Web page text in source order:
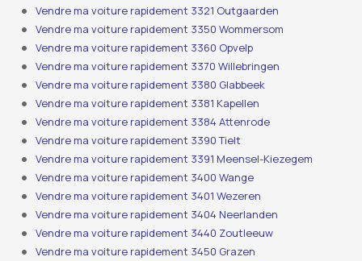
Vendre ma voiture rapidement 3321 Outgaarden
Vendre ma voiture rapidement 3350 Wommersom
Vendre ma voiture rapidement 3360 Opvelp
Vendre ma voiture rapidement 3370 Willebringen
Vendre ma voiture rapidement 3380 Glabbeek
Vendre ma voiture rapidement 3381 Kapellen
Vendre ma voiture rapidement 3384 Attenrode
Vendre ma voiture rapidement 3390 Tielt
Vendre ma voiture rapidement 3391 Meensel-Kiezegem
Vendre ma voiture rapidement 3400 Wange
Vendre ma voiture rapidement 3401 Wezeren
Vendre ma voiture rapidement 3404 Neerlanden
Vendre ma voiture rapidement 3440 Zoutleeuw
Vendre ma voiture rapidement 3450 Grazen